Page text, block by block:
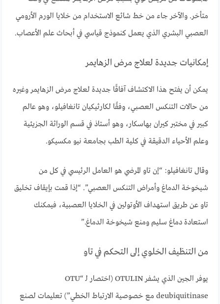
متأخر. والآخر جاء من خط شائع الاستخدام من خلايا الورم الأرومي
العصبي البشري الذي يعمل كنموذج قياسي في أبحاث علم الأعصاب.
إمكانيات جديدة لعلاج مرض الزهايمر
يمكن أن يفتح هذا الاكتشاف آفاقًا جديدة لعلاج مرض الزهايمر وغيره
من حالات التنكس العصبي، وفقًا لكارثيكيان تانغافيلو، وهو عالم
كبير في مختبر كيران بهاسكار، وهو أستاذ في قسم الوراثة الجزيئية
وعلم الأحياء الدقيقة في كلية الطب بجامعة نيو مكسيكو.
وقال تانغافيلو: “إن تاو المرضي هو العامل الرئيسي في كل من
شيخوخة الدماغ وأمراض التنكس العصبي”. “إذا قمت بإيقاف تخليق
تاو عن طريق استهداف الأوتولين في الخلايا العصبية، فيمكنك
استعادة دماغ سليم ومنع شيخوخة الدماغ.”
من التنظيف الخلوي إلى التحكم في تاو
يوفر الجين الذي يشفر OTULIN (اختصار لـ “OTU
deubiquitinase مع خصوصية الارتباط الخطي”) تعليمات لصنع